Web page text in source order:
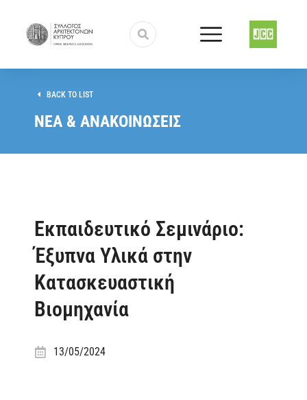
BACK TO LIST
ΝΕΑ & ΑΝΑΚΟΙΝΩΣΕΙΣ
Εκπαιδευτικό Σεμινάριο:
Έξυπνα Υλικά στην
Κατασκευαστική
Βιομηχανία
13/05/2024